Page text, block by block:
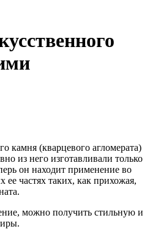
камня (кварцевого агломерата)
из него изготавливали только
он находит применение во
ее частях таких, как прихожая,
можно получить стильную и